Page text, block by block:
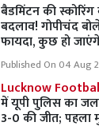
बैडमिंटन की
बदलाव! गोपीचंद
फायदा, कुछ हो
Published On 04 Aug
Lucknow
में यूपी पुलिस का
3-0 की जीत; पहला